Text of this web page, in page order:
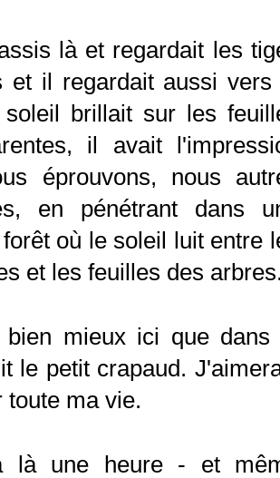
là et regardait les
et il regardait aussi vers
brillait sur les
il avait
éprouvons, nous
en pénétrant dans
où le soleil luit entre
et les feuilles des
mieux ici que dans
le petit crapaud.
toute ma vie.
là une heure - et